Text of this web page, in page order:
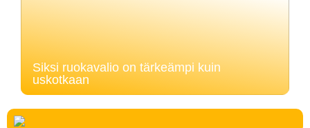
Siksi ruokavalio on tärkeämpi kuin
uskotkaan